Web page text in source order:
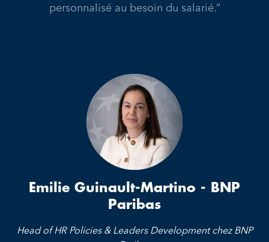
personnalisé au besoin du salarié.”
Emilie Guinault-Martino - BNP
Paribas
Head of HR Policies & Leaders Development chez BNP